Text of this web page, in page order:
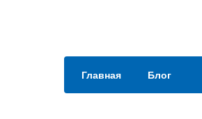
Главная Блог